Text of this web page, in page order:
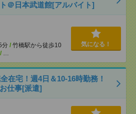
＠日本武道館[アルバイト]
分 / 竹橋駅から徒歩10
/ …
気になる！
在宅！週4日＆10-16時勤務！
仕事[派遣]